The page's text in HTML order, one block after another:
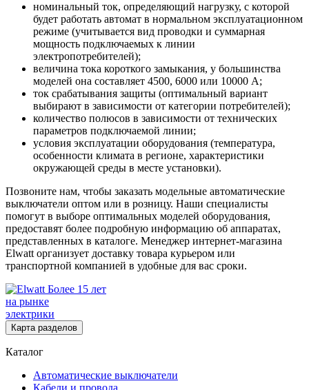
номинальный ток, определяющий нагрузку, с которой
будет работать автомат в нормальном эксплуатационном
режиме (учитывается вид проводки и суммарная
мощность подключаемых к линии
электропотребителей);
величина тока короткого замыкания, у большинства
моделей она составляет 4500, 6000 или 10000 А;
ток срабатывания защиты (оптимальный вариант
выбирают в зависимости от категории потребителей);
количество полюсов в зависимости от технических
параметров подключаемой линии;
условия эксплуатации оборудования (температура,
особенности климата в регионе, характеристики
окружающей среды в месте установки).
Позвоните нам, чтобы заказать модельные автоматические
выключатели оптом или в розницу. Наши специалисты
помогут в выборе оптимальных моделей оборудования,
предоставят более подробную информацию об аппаратах,
представленных в каталоге. Менеджер интернет-магазина
Elwatt организует доставку товара курьером или
транспортной компанией в удобные для вас сроки.
Более 15 лет
на рынке
электрики
Карта разделов
Каталог
Автоматические выключатели